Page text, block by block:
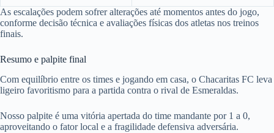
As escalações podem sofrer alterações até momentos antes do jogo,
conforme decisão técnica e avaliações físicas dos atletas nos treinos
finais.
Resumo e palpite final
Com equilíbrio entre os times e jogando em casa, o Chacaritas FC leva
ligeiro favoritismo para a partida contra o rival de Esmeraldas.
Nosso palpite é uma vitória apertada do time mandante por 1 a 0,
aproveitando o fator local e a fragilidade defensiva adversária.